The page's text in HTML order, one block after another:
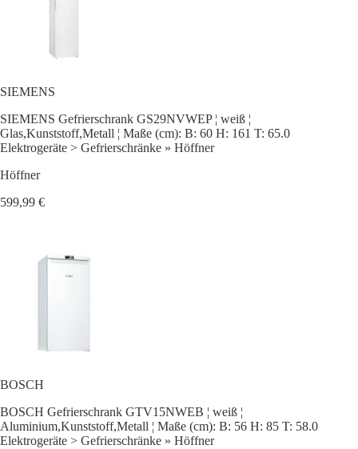
SIEMENS
SIEMENS Gefrierschrank GS29NVWEP ¦ weiß ¦
Glas,Kunststoff,Metall ¦ Maße (cm): B: 60 H: 161 T: 65.0
Elektrogeräte > Gefrierschränke » Höffner
Höffner
599,99 €
BOSCH
BOSCH Gefrierschrank GTV15NWEB ¦ weiß ¦
Aluminium,Kunststoff,Metall ¦ Maße (cm): B: 56 H: 85 T: 58.0
Elektrogeräte > Gefrierschränke » Höffner